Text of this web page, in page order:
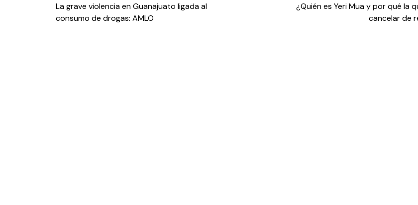
de
La grave violencia en Guanajuato ligada al
consumo de drogas: AMLO
¿Quién es Yeri Mua y por qué la
cancelar de